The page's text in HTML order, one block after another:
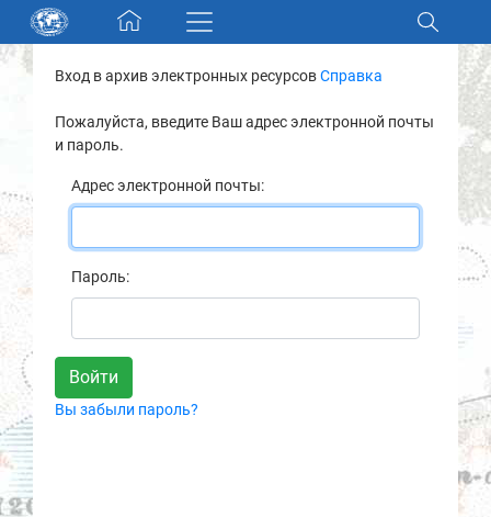
Skip navigation
Разделы и коллекции
Электронный каталог
Новости
О нас
Контакты
Партнеры
Вход в архив электронных ресурсовСправка
Пожалуйста, введите Ваш адрес электронной почты
и пароль.
Адрес электронной почты:
Пароль:
Вы забыли пароль?